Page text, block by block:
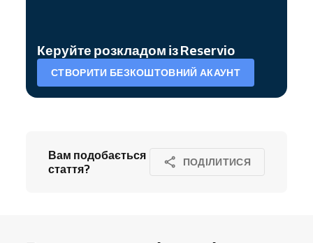
Керуйте розкладом із Reservio
СТВОРИТИ БЕЗКОШТОВНИЙ АКАУНТ
Вам подобається
стаття?
ПОДІЛИТИСЯ